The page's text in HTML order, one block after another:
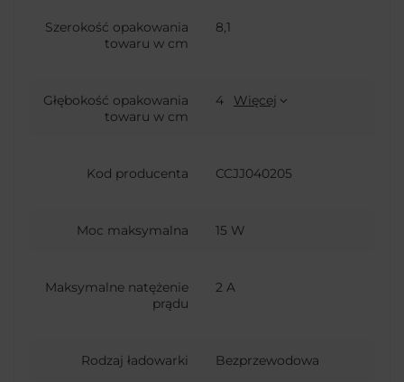
Szerokość opakowania
towaru w cm
8,1
Głębokość opakowania
towaru w cm
4 Więcej
Kod producenta CCJJ040205
Moc maksymalna 15 W
Maksymalne natężenie
prądu
2 A
Rodzaj ładowarki Bezprzewodowa